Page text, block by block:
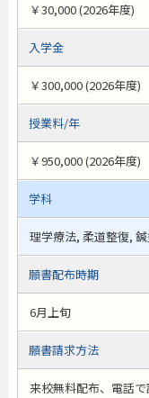
￥30,000 (2026年度)
入学金
￥300,000 (2026年度)
授業料/年
￥950,000 (2026年度)
学科
理学療法, 柔道整復,
願書配布時期
6月上旬
願書請求方法
来校無料配布、電話